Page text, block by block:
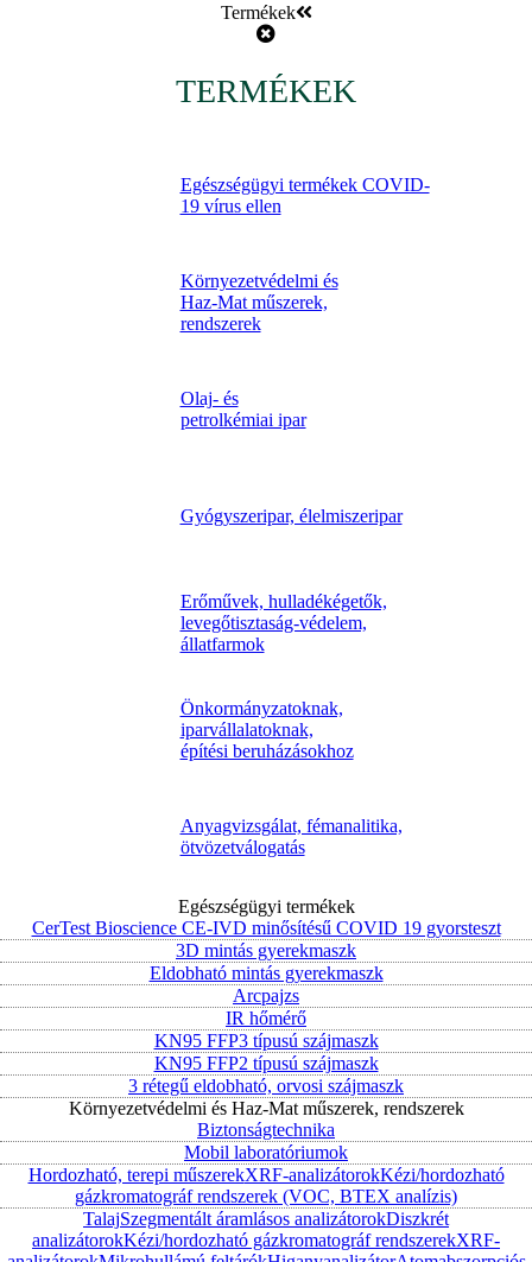
Termékek
TERMÉKEK
Egészségügyi termékek COVID-
19 vírus ellen
Környezetvédelmi és
Haz-Mat műszerek,
rendszerek
Olaj- és
petrolkémiai ipar
Gyógyszeripar, élelmiszeripar
Erőművek, hulladékégetők,
levegőtisztaság-védelem,
állatfarmok
Önkormányzatoknak,
iparvállalatoknak,
építési beruházásokhoz
Anyagvizsgálat, fémanalitika,
ötvözetválogatás
Egészségügyi termékek
CerTest Bioscience CE-IVD minősítésű COVID 19 gyorsteszt
3D mintás gyerekmaszk
Eldobható mintás gyerekmaszk
Arcpajzs
IR hőmérő
KN95 FFP3 típusú szájmaszk
KN95 FFP2 típusú szájmaszk
3 rétegű eldobható, orvosi szájmaszk
Környezetvédelmi és Haz-Mat műszerek, rendszerek
Biztonságtechnika
Mobil laboratóriumok
Hordozható, terepi műszerekXRF-analizátorokKézi/hordozható
gázkromatográf rendszerek (VOC, BTEX analízis)
TalajSzegmentált áramlásos analizátorokDiszkrét
analizátorokKézi/hordozható gázkromatográf rendszerekXRF-